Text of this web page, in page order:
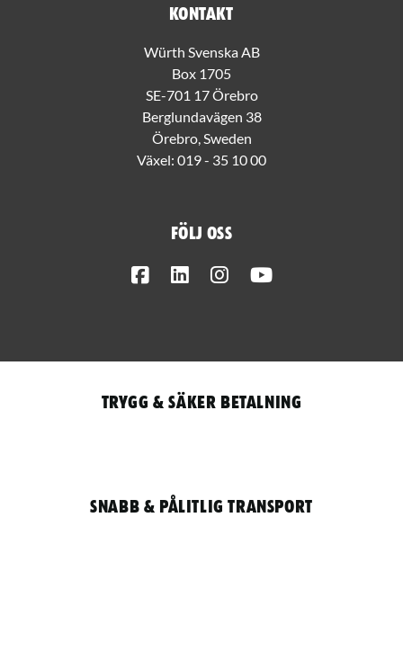
Kontakt
Würth Svenska AB
Box 1705
SE-701 17 Örebro
Berglundavägen 38
Örebro, Sweden
Växel: 019 - 35 10 00
Följ oss
FacebookLinkedInInstagram
Trygg & säker betalning
Snabb & pålitlig transport